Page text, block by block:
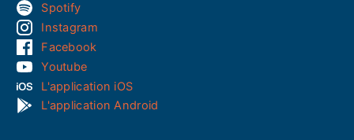
Spotify
Instagram
Facebook
Youtube
L'application iOS
L'application Android